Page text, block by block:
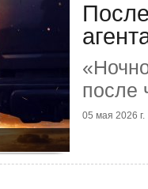
после
05 мая 2026 г.